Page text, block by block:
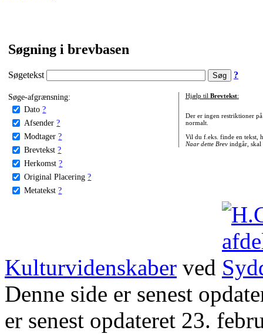
Søgning i brevbasen
Søgetekst ?
Søge-afgrænsning:
Dato ?
Afsender ?
Modtager ?
Brevtekst ?
Herkomst ?
Original Placering ?
Metatekst ?
Hjælp til Brevtekst:
Der er ingen restriktioner
normalt.
Vil du f.eks. finde en tekst,
Naar dette Brevindgår, skal
Kulturvidenskaber ved
Denne side er senest
er senest opdateret 23.